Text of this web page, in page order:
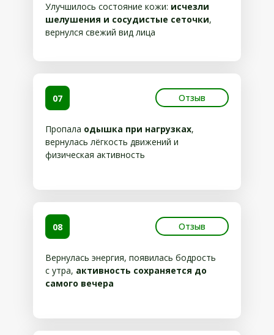
Улучшилось состояние кожи: исчезли
шелушения и сосудистые сеточки,
вернулся свежий вид лица
Пропала одышка при нагрузках,
вернулась лёгкость движений и
физическая активность
07
Вернулась энергия, появилась бодрость
с утра, активность сохраняется до
самого вечера
08
Отзыв
Отзыв